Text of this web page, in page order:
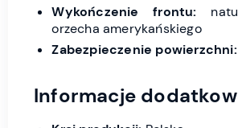
Wykończenie frontu:
orzecha amerykańskiego
Zabezpieczenie powierzchni:
Informacje